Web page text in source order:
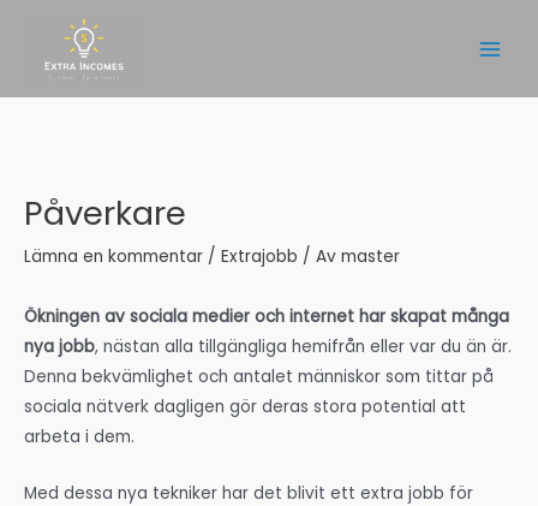
innehåll
Påverkare
Lämna en kommentar / Extrajobb / Av master
Ökningen av sociala medier och internet har skapat många
nya jobb, nästan alla tillgängliga hemifrån eller var du än är.
Denna bekvämlighet och antalet människor som tittar på
sociala nätverk dagligen gör deras stora potential att
arbeta i dem.
Med dessa nya tekniker har det blivit ett extra jobb för